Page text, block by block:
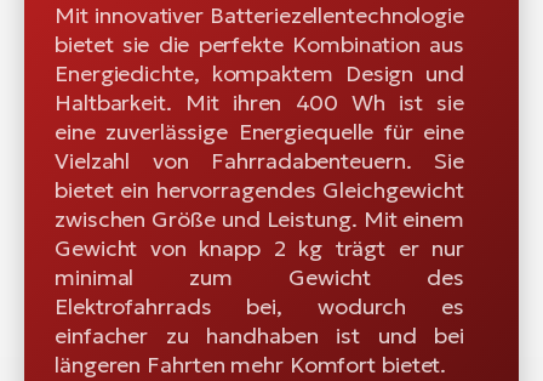
Mit innovativer Batteriezellentechnologie
bietet sie die perfekte Kombination aus
Energiedichte, kompaktem Design und
Haltbarkeit. Mit ihren 400 Wh ist sie
eine zuverlässige Energiequelle für eine
Vielzahl von Fahrradabenteuern. Sie
bietet ein hervorragendes Gleichgewicht
zwischen Größe und Leistung. Mit einem
Gewicht von knapp 2 kg trägt er nur
minimal zum Gewicht des
Elektrofahrrads bei, wodurch es
einfacher zu handhaben ist und bei
längeren Fahrten mehr Komfort bietet.